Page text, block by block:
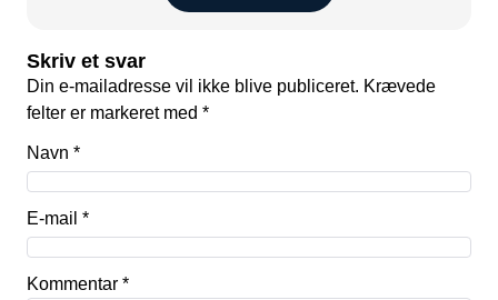
Skriv et svar
Din e-mailadresse vil ikke blive publiceret. Krævede
felter er markeret med *
Kommentar *
Navn *
E-mail *